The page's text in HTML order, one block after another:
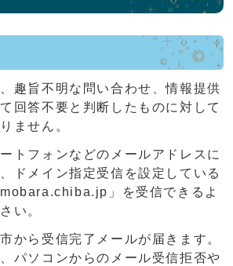
趣旨不明な問い合わせ、情報提供
回答不要と判断したものに対して
ません。
トフォンなどのメールアドレスに
ドメイン指定受信を設定している
」を受信できるよ
い。
から受信完了メールが届きます。
パソコンからのメール受信拒否や